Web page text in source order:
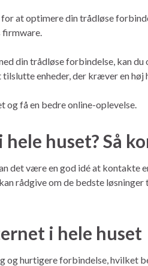
at optimere din trådløse
firmware.
din trådløse forbindelse, kan
enheder, der kræver en høj
og få en bedre online-oplevelse.
huset? Så
det være en god idé at
rådgive om de bedste
i hele huset
og hurtigere forbindelse, hvilket